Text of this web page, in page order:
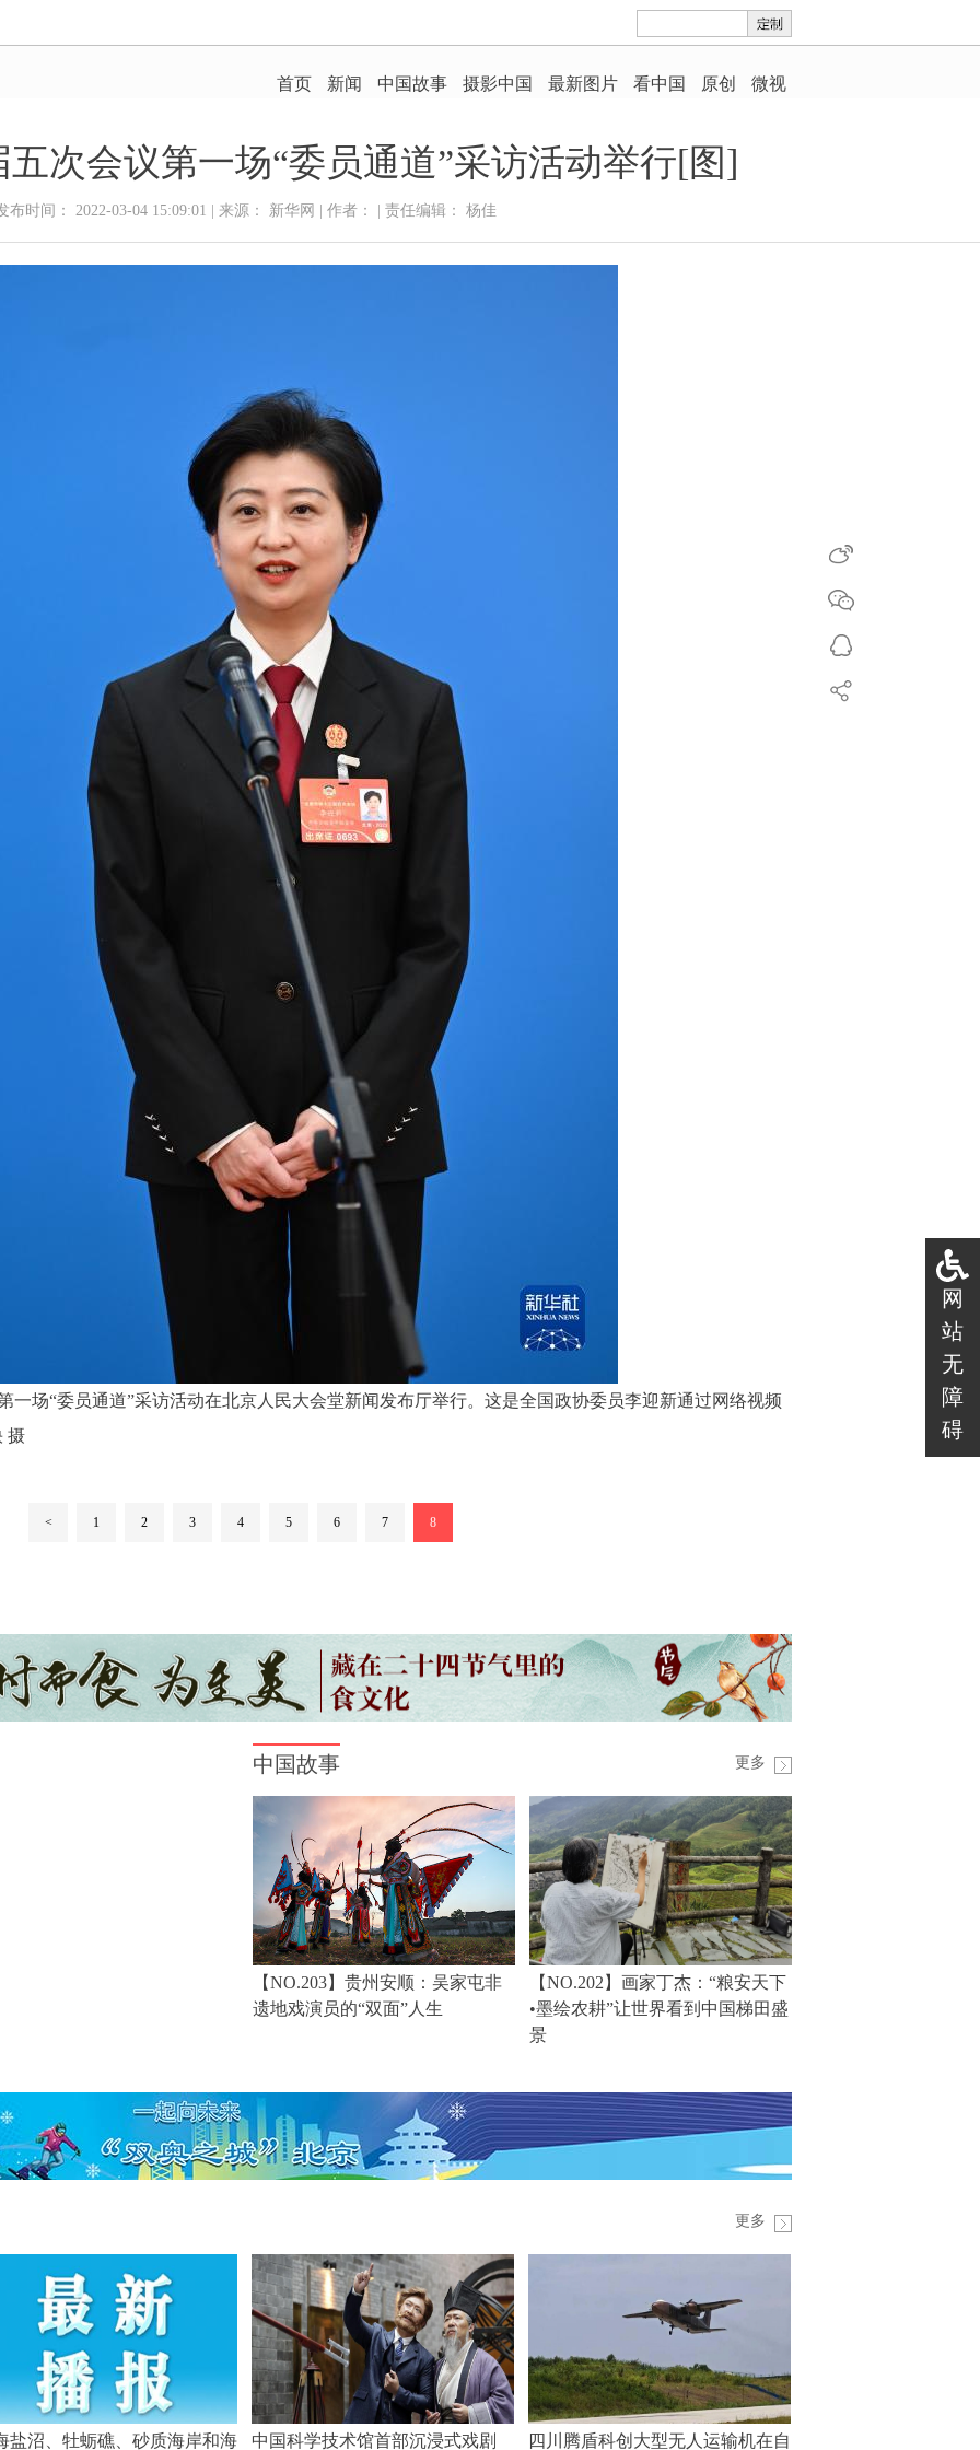
次会议第一场“委员通道”采访活动举行[图]
布时间： 2022-03-04 15:09:01 | 来源： 新华网 | 作者： | 责任编辑： 杨佳
一场“委员通道”采访活动在北京人民大会堂新闻发布厅举行。这是全国政协委员李迎新通过网络视频
摄
< 1 2 3 4 5 6 7 8
网
站
无
障
碍